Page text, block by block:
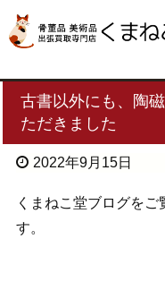
古書以外にも、陶
ただきました
2022年9月15日
くまねこ堂ブログをご
す。